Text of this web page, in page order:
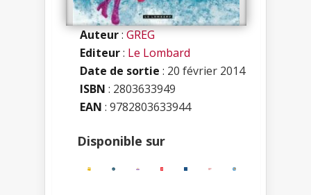
Auteur:GREG
Editeur: Le Lombard
Date de sortie : 20 février 2014
ISBN : 2803633949
EAN : 9782803633944
Disponible sur